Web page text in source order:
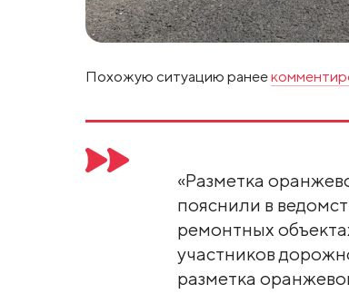
Похожую ситуацию ранее
«Разметка
пояснили в
ремонтных
участников
разметка